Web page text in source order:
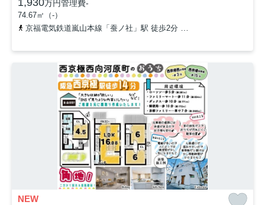
1,930万円管理費-
74.67㎡（-）
京福電気鉄道嵐山本線「蚕ノ社」駅 徒歩2分
NEW